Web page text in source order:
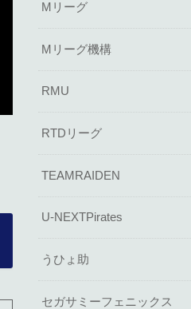
Mリーグ
Mリーグ機構
RMU
RTDリーグ
TEAMRAIDEN
U-NEXTPirates
うひょ助
セガサミーフェニックス